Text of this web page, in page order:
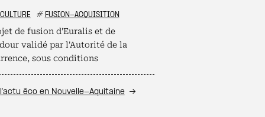
# FUSION-ACQUISITION
de fusion d'Euralis et de
validé par l'Autorité de la
sous conditions
éco en Nouvelle-Aquitaine